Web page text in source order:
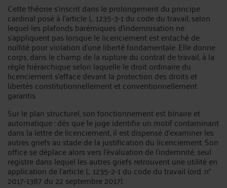
Cette théorie s'inscrit dans le prolongement du principe
cardinal posé à l'article L. 1235-3-1 du code du travail, selon
lequel les plafonds barémiques d'indemnisation ne
s'appliquent pas lorsque le licenciement est entaché de
nullité pour violation d'une liberté fondamentale. Elle donne
corps, dans le champ de la rupture du contrat de travail, à la
règle hiérarchique selon laquelle le droit ordinaire du
licenciement s'efface devant la protection des droits et
libertés constitutionnellement et conventionnellement
garantis.
Sur le plan structurel, son fonctionnement est binaire et
automatique : dès que le juge identifie un motif contaminant
dans la lettre de licenciement, il est dispensé d'examiner les
autres griefs au stade de la justification du licenciement. Son
office se déplace alors vers l'évaluation de l'indemnité, seul
registre dans lequel les autres griefs retrouvent une utilité en
application de l'article L. 1235-2-1 du code du travail (ord. n°
2017-1387 du 22 septembre 2017).